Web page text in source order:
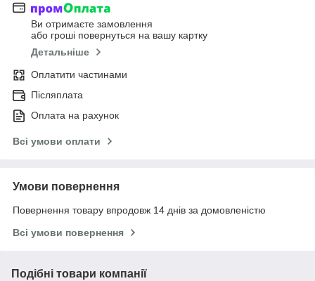
Ви отримаєте замовлення
або гроші повернуться на вашу картку
Детальніше
Оплатити частинами
Післяплата
Оплата на рахунок
Всі умови оплати
Умови повернення
Повернення товару впродовж 14 днів за домовленістю
Всі умови повернення
Подібні товари компанії